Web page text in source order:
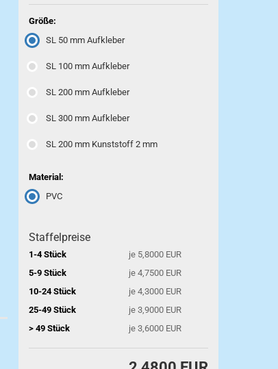
Größe:
SL 50 mm Aufkleber
SL 100 mm Aufkleber
SL 200 mm Aufkleber
SL 300 mm Aufkleber
SL 200 mm Kunststoff 2 mm
Material:
PVC
Staffelpreise
1-4 Stück
je 5,8000 EUR
5-9 Stück
je 4,7500 EUR
10-24 Stück
je 4,3000 EUR
25-49 Stück
je 3,9000 EUR
> 49 Stück
je 3,6000 EUR